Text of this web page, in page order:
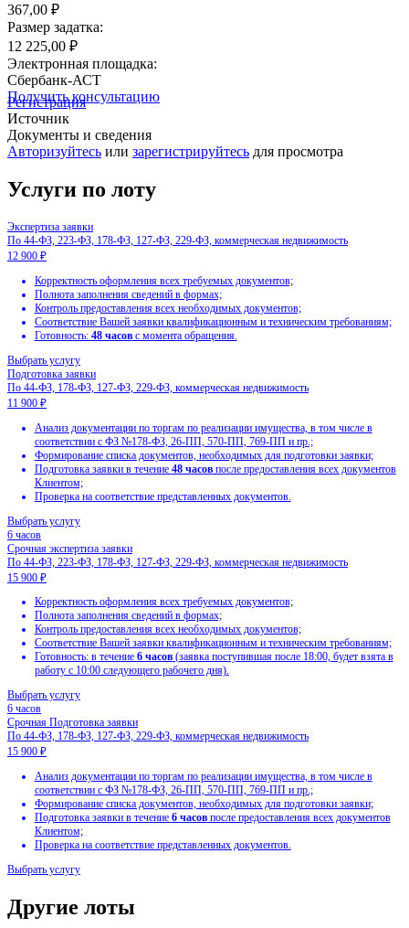
367,00 ₽
Размер задатка:
12 225,00 ₽
Электронная площадка:
Сбербанк-АСТ
Получить консультацию
Регистрация
Источник
Документы и сведения
Авторизуйтесь или зарегистрируйтесь для просмотра
Услуги по лоту
Другие лоты